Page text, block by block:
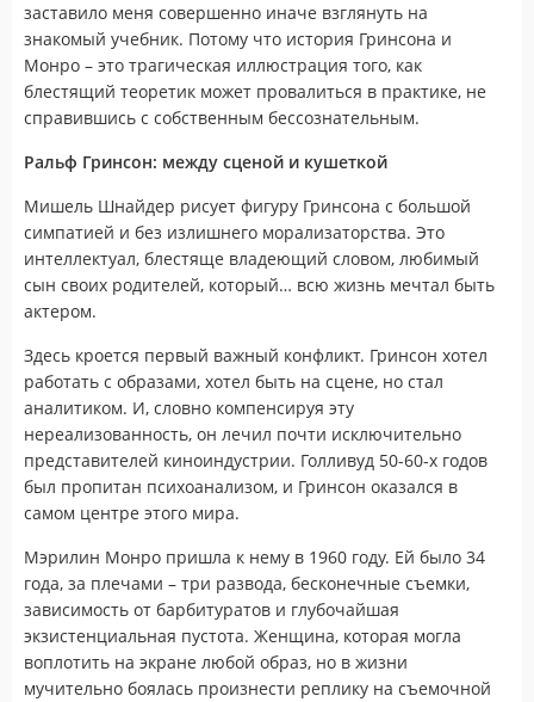
заставило меня совершенно иначе взглянуть на
знакомый учебник. Потому что история Гринсона и
Монро – это трагическая иллюстрация того, как
блестящий теоретик может провалиться в практике, не
справившись с собственным бессознательным.
Ральф Гринсон: между сценой и кушеткой
Мишель Шнайдер рисует фигуру Гринсона с большой
симпатией и без излишнего морализаторства. Это
интеллектуал, блестяще владеющий словом, любимый
сын своих родителей, который… всю жизнь мечтал быть
актером.
Здесь кроется первый важный конфликт. Гринсон хотел
работать с образами, хотел быть на сцене, но стал
аналитиком. И, словно компенсируя эту
нереализованность, он лечил почти исключительно
представителей киноиндустрии. Голливуд 50-60-х годов
был пропитан психоанализом, и Гринсон оказался в
самом центре этого мира.
Мэрилин Монро пришла к нему в 1960 году. Ей было 34
года, за плечами – три развода, бесконечные съемки,
зависимость от барбитуратов и глубочайшая
экзистенциальная пустота. Женщина, которая могла
воплотить на экране любой образ, но в жизни
мучительно боялась произнести реплику на съемочной